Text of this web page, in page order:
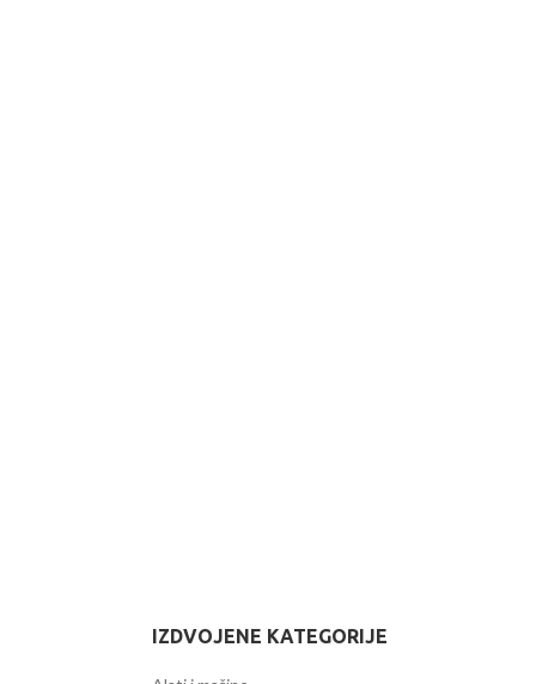
IZDVOJENE KATEGORIJE